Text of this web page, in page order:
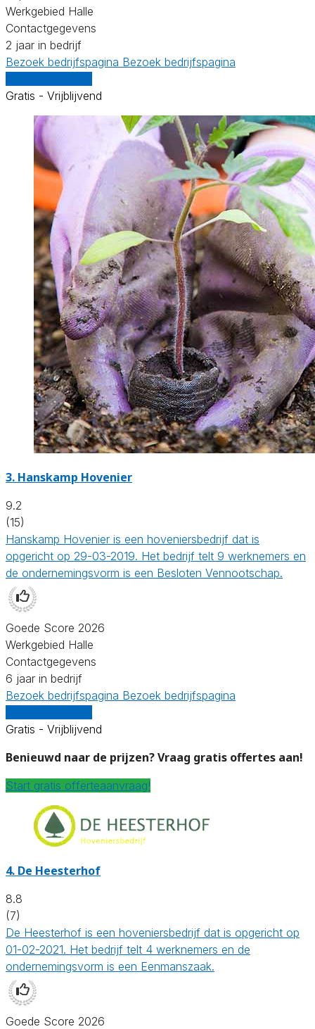
Werkgebied Halle
Contactgegevens
2 jaar in bedrijf
Bezoek bedrijfspagina Bezoek bedrijfspagina
Gratis - Vrijblijvend
3. Hanskamp Hovenier
9.2
(15)
Hanskamp Hovenier is een hoveniersbedrijf dat is
opgericht op 29-03-2019. Het bedrijf telt 9 werknemers en
de ondernemingsvorm is een Besloten Vennootschap.
Goede Score 2026
Werkgebied Halle
Contactgegevens
6 jaar in bedrijf
Bezoek bedrijfspagina Bezoek bedrijfspagina
Gratis - Vrijblijvend
Benieuwd naar de prijzen? Vraag gratis offertes aan!
Start gratis offerteaanvraag!
4. De Heesterhof
8.8
(7)
De Heesterhof is een hoveniersbedrijf dat is opgericht op
01-02-2021. Het bedrijf telt 4 werknemers en de
ondernemingsvorm is een Eenmanszaak.
Goede Score 2026